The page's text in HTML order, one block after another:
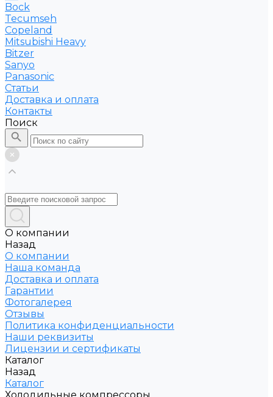
Bock
Tecumseh
Copeland
Mitsubishi Heavy
Bitzer
Sanyo
Рanasonic
Статьи
Доставка и оплата
Контакты
Поиск
О компании
Назад
О компании
Наша команда
Доставка и оплата
Гарантии
Фотогалерея
Отзывы
Политика конфиденциальности
Наши реквизиты
Лицензии и сертификаты
Каталог
Назад
Каталог